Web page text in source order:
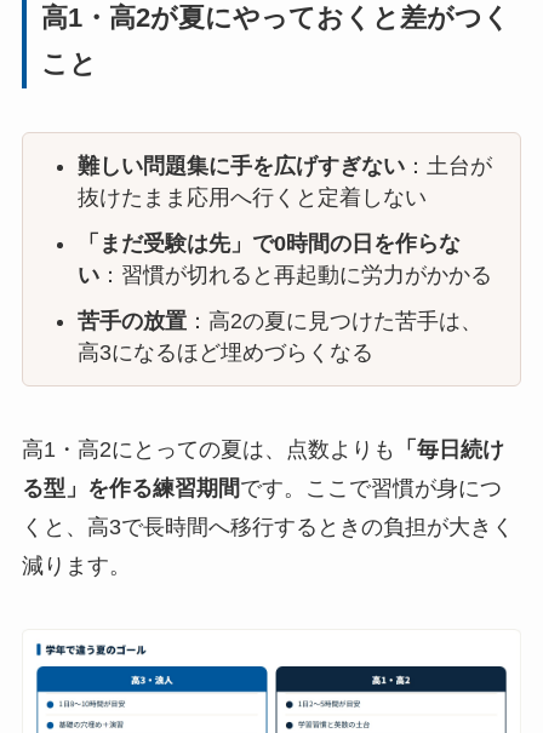
高1・高2が夏にやっておくと差がつく
こと
難しい問題集に手を広げすぎない：土台が
抜けたまま応用へ行くと定着しない
「まだ受験は先」で0時間の日を作らな
い：習慣が切れると再起動に労力がかかる
苦手の放置：高2の夏に見つけた苦手は、
高3になるほど埋めづらくなる
高1・高2にとっての夏は、点数よりも
「毎日続け
る型」を作る練習期間です。ここで習慣が身につ
くと、高3で長時間へ移行するときの負担が大きく
減ります。